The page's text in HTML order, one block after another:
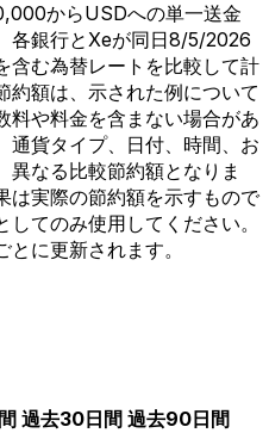
からUSDへの単一送金
各銀行とXeが同日8/5/2026
含む為替レートを比較して計
約額は、示された例について
料や料金を含まない場合があ
通貨タイプ、日付、時間、お
異なる比較節約額となりま
は実際の節約額を示すもので
てのみ使用してください。
に更新されます。
過去30日間 過去90日間